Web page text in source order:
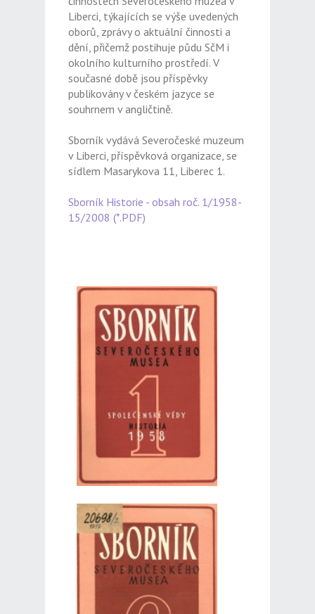
Liberci, týkajících se výše uvedených
oborů, zprávy o aktuální činnosti a
dění, přičemž postihuje půdu SčM i
okolního kulturního prostředí. V
současné době jsou příspěvky
publikovány v českém jazyce se
souhrnem v angličtině.
Sborník vydává Severočeské muzeum
v Liberci, příspěvková organizace, se
sídlem Masarykova 11, Liberec 1.
Sborník Historie - obsah roč. 1/1958-
15/2008 (*.PDF)